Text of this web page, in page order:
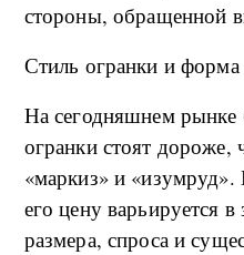
стороны, обращенной
Стиль огранки и
На сегодняшнем рынке
огранки стоят дороже,
«маркиз» и
его цену варьируется в
размера, спроса и